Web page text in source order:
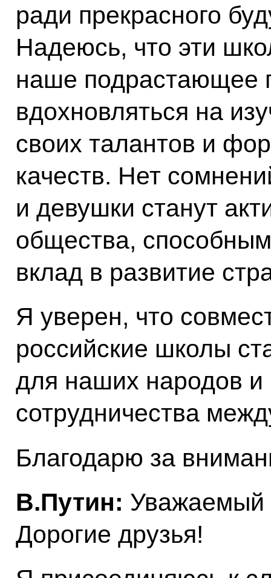
ради прекрасного
Надеюсь, что эти
наше подрастающее
вдохновляться на
своих талантов и
качеств. Нет
и девушки станут
общества,
вклад в развитие
Я уверен, что
российские школы
для наших народов
сотрудничества
Благодарю за
В.Путин: Уважаемый
Дорогие друзья!